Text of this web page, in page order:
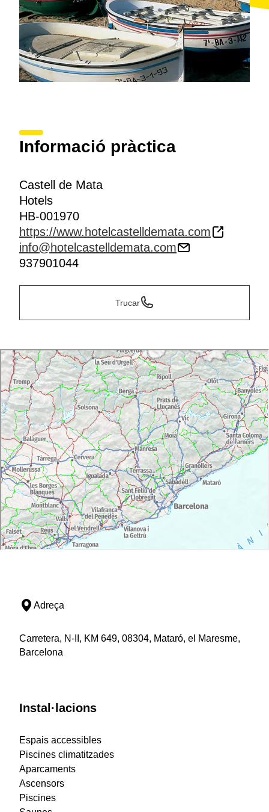
Informació pràctica
Castell de Mata
Hotels
HB-001970
https://www.hotelcastelldemata.com
info@hotelcastelldemata.com
937901044
Trucar
Adreça
Carretera, N-II, KM 649, 08304, Mataró, el Maresme,
Barcelona
Instal·lacions
Espais accessibles
Piscines climatitzades
Aparcaments
Ascensors
Piscines